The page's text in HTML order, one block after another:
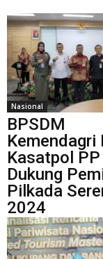
Nasional
BPSDM
Kemendagri
Kasatpol PP
Dukung
Pilkada
2024